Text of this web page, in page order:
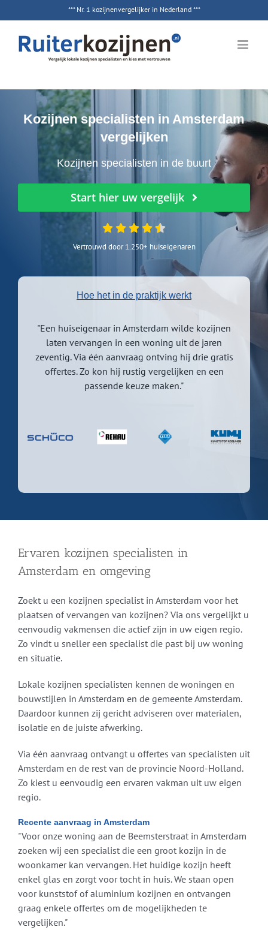
naar
inhoud
*** Nr. 1 kozijnenvergelijker in Nederland ***
Kozijnen specialisten in Amsterdam
vergelijken
Kozijnen specialisten in de buurt
Start hier uw vergelijk
Vertrouwd door 1.250+ huiseigenaren
Hoe het in de praktijk werkt
"Een huiseigenaar in Amsterdam wilde kozijnen
laten vervangen in een woning uit de jaren
zeventig. Via één aanvraag ontving hij drie gratis
offertes. Zo kon hij rustig vergelijken en een
passende keuze maken."
Ervaren kozijnen specialisten in
Amsterdam en omgeving
Zoekt u een kozijnen specialist in Amsterdam voor het
plaatsen of vervangen van kozijnen? Via ons vergelijkt u
eenvoudig vakmensen die actief zijn in uw eigen regio.
Zo vindt u sneller een specialist die past bij uw woning
en situatie.
Lokale kozijnen specialisten kennen de woningen en
bouwstijlen in Amsterdam en de gemeente Amsterdam.
Daardoor kunnen zij gericht adviseren over materialen,
isolatie en de juiste afwerking.
Via één aanvraag ontvangt u offertes van specialisten uit
Amsterdam en de rest van de provincie Noord-Holland.
Zo kiest u eenvoudig een ervaren vakman uit uw eigen
regio.
Recente aanvraag in Amsterdam
"Voor onze woning aan de Beemsterstraat in Amsterdam
zoeken wij een specialist die een groot kozijn in de
woonkamer kan vervangen. Het huidige kozijn heeft
enkel glas en zorgt voor tocht in huis. We staan open
voor kunststof of aluminium kozijnen en ontvangen
graag enkele offertes om de mogelijkheden te
vergelijken."